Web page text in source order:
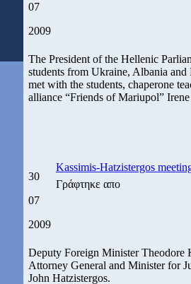
07
2009
The President of the Hellenic
students from Ukraine, Albania
met with the students, chaperone
alliance “Friends of Mariupol”
30
07
2009
Kassimis-Hatzistergos
Γράφτηκε απο
Deputy Foreign Minister Theodore
Attorney General and Minister for
John Hatzistergos.